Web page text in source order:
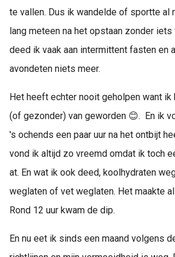
te vallen. Dus ik wandelde of sportte al
lang meteen na het opstaan zonder iets
deed ik vaak aan intermittent fasten en
avondeten niets meer.
Het heeft echter nooit geholpen want ik
(of gezonder) van geworden 😊. En ik
's ochends een paar uur na het ontbijt
vond ik altijd zo vreemd omdat ik toch
at. En wat ik ook deed, koolhydraten
weglaten of vet weglaten. Het maakte
Rond 12 uur kwam de dip.
En nu eet ik sinds een maand volgens